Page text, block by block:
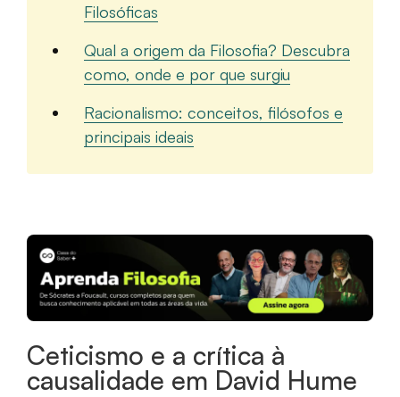
Filosóficas
Qual a origem da Filosofia? Descubra
como, onde e por que surgiu
Racionalismo: conceitos, filósofos e
principais ideais
Ceticismo e a crítica à
causalidade em David Hume